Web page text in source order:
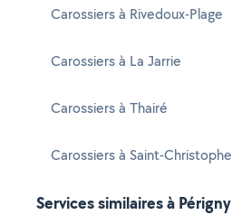
Carossiers à Rivedoux-Plage
Carossiers à La Jarrie
Carossiers à Thairé
Carossiers à Saint-Christophe
Services similaires à Périgny